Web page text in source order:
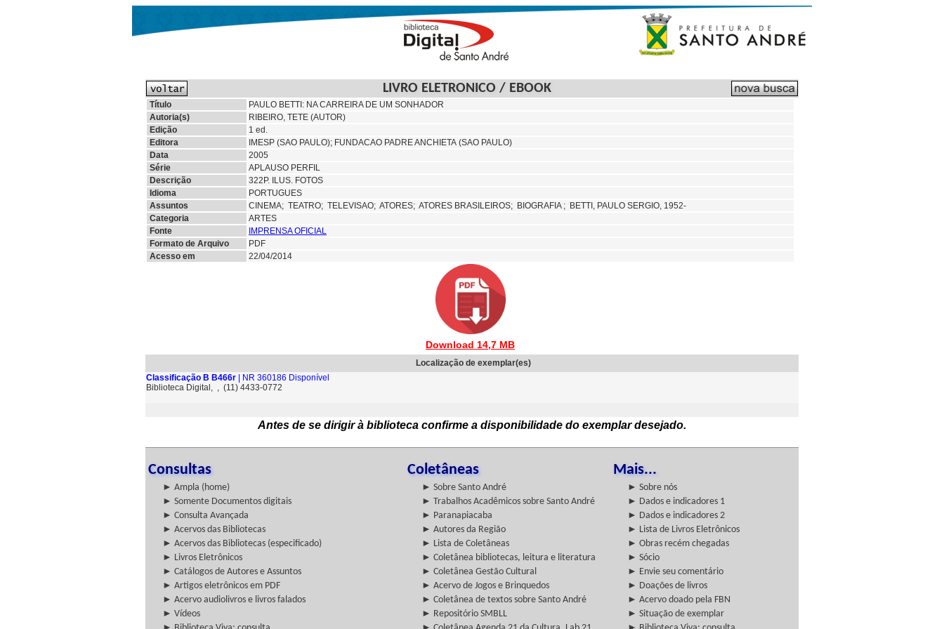
LIVRO ELETRONICO / EBOOK
Título
PAULO BETTI: NA CARREIRA DE UM SONHADOR
Autoria(s)
RIBEIRO, TETE (AUTOR)
Edição
1 ed.
Editora
IMESP (SAO PAULO); FUNDACAO PADRE ANCHIETA (SAO PAULO)
Data
2005
Série
APLAUSO PERFIL
Descrição
322P. ILUS. FOTOS
Idioma
PORTUGUES
Assuntos
CINEMA; TEATRO; TELEVISAO; ATORES; ATORES BRASILEIROS; BIOGRAFIA ; BETTI, PAULO SERGIO, 1952-
Categoria
ARTES
Fonte
IMPRENSA OFICIAL
Formato de Arquivo
PDF
Acesso em
22/04/2014
Download 14,7 MB
Localização de exemplar(es)
Classificação B B466r | NR 360186 Disponível
Biblioteca Digital, , (11) 4433-0772
Antes de se dirigir à biblioteca confirme a disponibilidade do exemplar desejado.
Consultas Coletâneas Mais...
► Ampla (home) ► Sobre Santo André
► Sobre nós
► Somente Documentos digitais
► Trabalhos Acadêmicos sobre Santo André
► Dados e indicadores 1
► Consulta Avançada
► Paranapiacaba
► Dados e indicadores 2
► Acervos das Bibliotecas
► Autores da Região
► Lista de Livros Eletrônicos
► Acervos das Bibliotecas (especificado)
► Lista de Coletâneas
► Obras recém chegadas
► Livros Eletrônicos
► Coletânea bibliotecas, leitura e literatura
► Sócio
► Catálogos de Autores e Assuntos
► Coletânea Gestão Cultural
► Envie seu comentário
► Artigos eletrônicos em PDF
► Acervo de Jogos e Brinquedos
► Doações de livros
► Acervo audiolivros e livros falados
► Coletânea de textos sobre Santo André
► Acervo doado pela FBN
► Vídeos
► Repositório SMBLL
► Situação de exemplar